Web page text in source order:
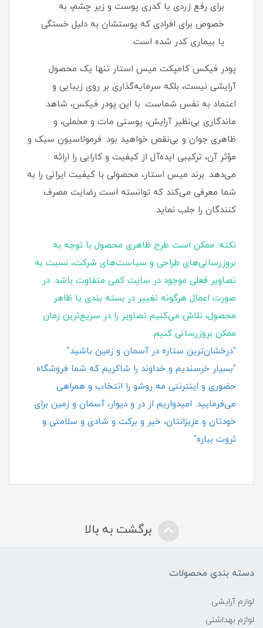
برای رفع زردی یا کدری پوست و زیر چشم، به
خصوص برای افرادی که پوستشان به دلیل خستگی
یا بیماری کدر شده است.
پودر فیکس کامپکت میس استار تنها یک محصول
آرایشی نیست، بلکه سرمایه‌گذاری بر روی زیبایی و
اعتماد به نفس شماست. با این پودر فیکس، شاهد
ماندگاری بی‌نظیر آرایش، پوستی مات و مخملی، و
ظاهری جوان و بی‌نقص خواهید بود. فرمولاسیون سبک و
مؤثر آن، ترکیبی ایده‌آل از کیفیت و کارایی را ارائه
می‌دهد. برند میس استار، محصولی با کیفیت ایرانی را به
شما معرفی می‌کند که توانسته است رضایت مصرف‌
کنندگان را جلب نماید.
نکته: ممکن است طرح ظاهری محصول با توجه به
بروزرسانی‌های طراحی و سیاست‌های شرکت، نسبت به
تصاویر فعلی موجود در سایت کمی متفاوت باشد. در
صورت اعمال هرگونه تغییر در بسته‌ بندی یا ظاهر
محصول، تلاش می‌کنیم تصاویر را در سریع‌ترین زمان
ممکن بروزرسانی کنیم.
"درخشان‌ترین ستاره در آسمان و زمین باشید"
"بسیار خرسندیم و خداوند را شاکریم که شما فروشگاه
حضوری و اینترنتی مه روشو را انتخاب و همراهی
می‌فرمایید. امیدواریم از در و دیوار، آسمان و زمین برای
خودتان و عزیزانتان، خیر و برکت و شادی و سلامتی و
ثروت بباره"
برگشت به بالا
دسته بندی محصولات
لوازم آرایشی
لوازم بهداشتی